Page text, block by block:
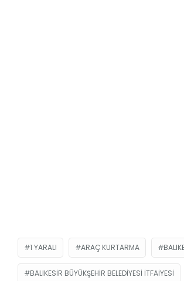
1 YARALI ARAÇ KURTARMA
BALIKESIR BÜYÜKŞEHIR BELEDIYESI İTFAIYESI